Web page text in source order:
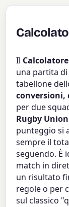
Il
una partita
tabellone
conversioni,
per due
Rugby Union
punteggio si
sempre il
seguendo. È
match in
un risultato
regole o per
sul classico